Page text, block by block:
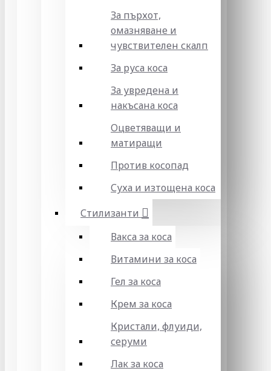
За пърхот,
омазняване и
чувствителен скалп
За руса коса
За увредена и
накъсана коса
Оцветяващи и
матиращи
Против косопад
Суха и изтощена коса
Стилизанти
Вакса за коса
Витамини за коса
Гел за коса
Крем за коса
Кристали, флуиди,
серуми
Лак за коса